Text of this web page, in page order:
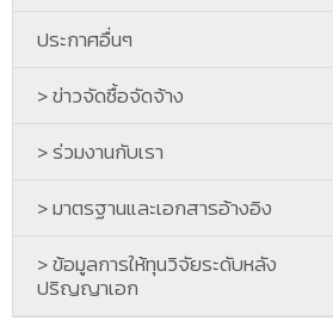
ประกาศอื่นๆ
> ข่าวจัดซื้อจัดจ้าง
> ร่วมงานกับเรา
> มาตรฐานและเอกสารอ้างอิง
> ข้อมูลการให้ทุนวิจัยระดับหลัง
ปริญญาเอก